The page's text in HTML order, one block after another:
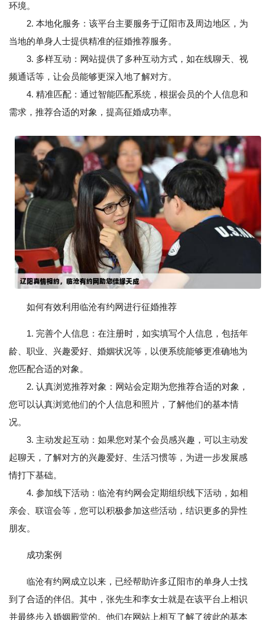
环境。
2. 本地化服务：该平台主要服务于辽阳市及周边地区，为
当地的单身人士提供精准的征婚推荐服务。
3. 多样互动：网站提供了多种互动方式，如在线聊天、视
频通话等，让会员能够更深入地了解对方。
4. 精准匹配：通过智能匹配系统，根据会员的个人信息和
需求，推荐合适的对象，提高征婚成功率。
如何有效利用临沧有约网进行征婚推荐
1. 完善个人信息：在注册时，如实填写个人信息，包括年
龄、职业、兴趣爱好、婚姻状况等，以便系统能够更准确地为
您匹配合适的对象。
2. 认真浏览推荐对象：网站会定期为您推荐合适的对象，
您可以认真浏览他们的个人信息和照片，了解他们的基本情
况。
3. 主动发起互动：如果您对某个会员感兴趣，可以主动发
起聊天，了解对方的兴趣爱好、生活习惯等，为进一步发展感
情打下基础。
4. 参加线下活动：临沧有约网会定期组织线下活动，如相
亲会、联谊会等，您可以积极参加这些活动，结识更多的异性
朋友。
成功案例
临沧有约网成立以来，已经帮助许多辽阳市的单身人士找
到了合适的伴侣。其中，张先生和李女士就是在该平台上相识
并最终步入婚姻殿堂的。他们在网站上相互了解了彼此的基本